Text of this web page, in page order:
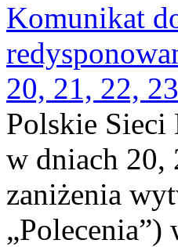
Komunikat
20, 21, 22,
Polskie Sieci
w dniach 20,
zaniżenia